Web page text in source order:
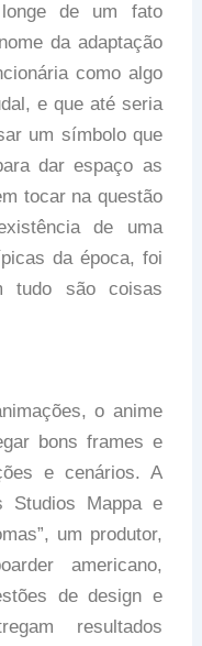
de um fato
da adaptação
como algo
e que até seria
um símbolo que
dar espaço as
tocar na questão
de uma
da época, foi
tudo são coisas
o anime
bons frames e
e cenários. A
Studios Mappa e
um produtor,
americano,
de design e
resultados